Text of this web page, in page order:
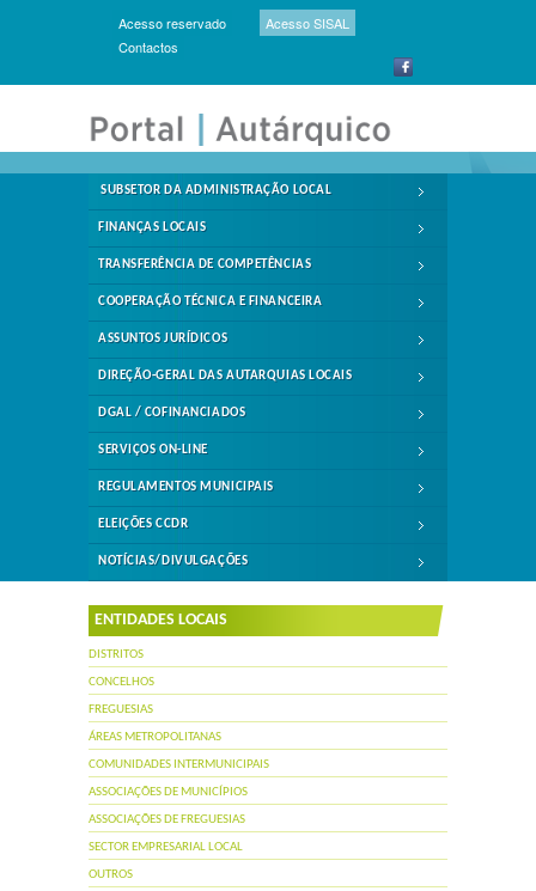
Acesso reservado
Acesso SISAL
Contactos
SUBSETOR DA ADMINISTRAÇÃO LOCAL
FINANÇAS LOCAIS
TRANSFERÊNCIA DE COMPETÊNCIAS
COOPERAÇÃO TÉCNICA E FINANCEIRA
ASSUNTOS JURÍDICOS
DIREÇÃO-GERAL DAS AUTARQUIAS LOCAIS
DGAL / COFINANCIADOS
SERVIÇOS ON-LINE
REGULAMENTOS MUNICIPAIS
ELEIÇÕES CCDR
NOTÍCIAS/DIVULGAÇÕES
ENTIDADES LOCAIS
DISTRITOS
CONCELHOS
FREGUESIAS
ÁREAS METROPOLITANAS
COMUNIDADES INTERMUNICIPAIS
ASSOCIAÇÕES DE MUNICÍPIOS
ASSOCIAÇÕES DE FREGUESIAS
SECTOR EMPRESARIAL LOCAL
OUTROS